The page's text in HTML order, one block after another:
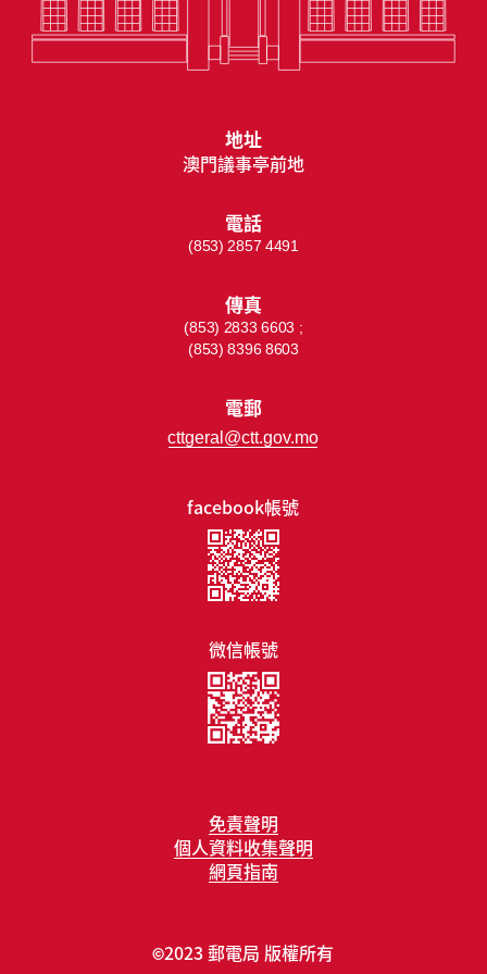
免責聲明
個人資料收集聲明
網頁指南
facebook帳號
微信帳號
地址
澳門議事亭前地
電話
(853) 2857 4491
傳真
(853) 2833 6603 ;
(853) 8396 8603
電郵
cttgeral@ctt.gov.mo
©2023 郵電局 版權所有